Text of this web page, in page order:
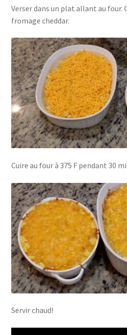
Verser dans un plat allant au four.
fromage cheddar.
Cuire au four à 375 F pendant 30
Servir chaud!